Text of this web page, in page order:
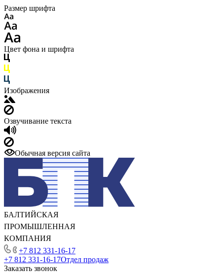
Размер шрифта
Цвет фона и шрифта
Изображения
Озвучивание текста
Обычная версия сайта
БАЛТИЙСКАЯ
ПРОМЫШЛЕННАЯ
КОМПАНИЯ
+7 812 331-16-17
+7 812 331-16-17Отдел продаж
Заказать звонок